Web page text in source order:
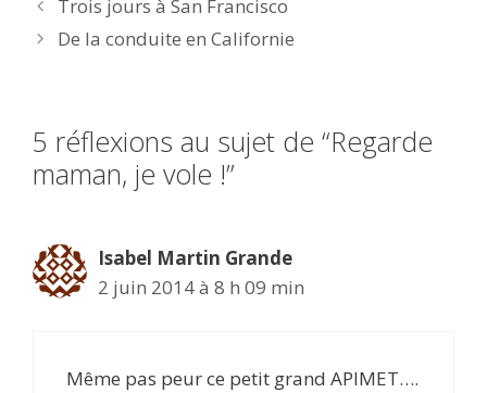
Trois jours à San Francisco
De la conduite en Californie
5 réflexions au sujet de “Regarde
maman, je vole !”
Isabel Martin Grande
2 juin 2014 à 8 h 09 min
Même pas peur ce petit grand APIMET….